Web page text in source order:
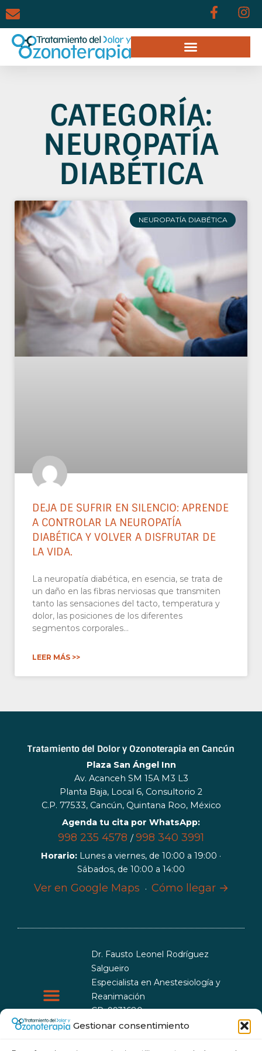
Gestionar consentimiento
CATEGORÍA:
NEUROPATÍA
DIABÉTICA
NEUROPATÍA DIABÉTICA
DEJA DE SUFRIR EN SILENCIO: APRENDE
A CONTROLAR LA NEUROPATÍA
DIABÉTICA Y VOLVER A DISFRUTAR DE
LA VIDA.
La neuropatía diabética, en esencia, se trata de
un daño en las fibras nerviosas que transmiten
tanto las sensaciones del tacto, temperatura y
dolor, las posiciones de los diferentes
segmentos corporales…
LEER MÁS >>
Tratamiento del Dolor y Ozonoterapia en Cancún
Plaza San Ángel Inn
Av. Acanceh SM 15A M3 L3
Planta Baja, Local 6, Consultorio 2
C.P. 77533, Cancún, Quintana Roo, México
Agenda tu cita por WhatsApp:
998 235 4578 /998 340 3991
Horario: Lunes a viernes, de 10:00 a 19:00 ·
Sábados, de 10:00 a 14:00
Ver en Google Maps · Cómo llegar →
Dr. Fausto Leonel Rodríguez
Salgueiro
Especialista en Anestesiología y
Reanimación
CP: 9931680
CEsp: 9999993